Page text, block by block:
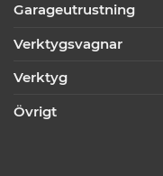
Garageutrustning
Verktygsvagnar
Verktyg
Övrigt